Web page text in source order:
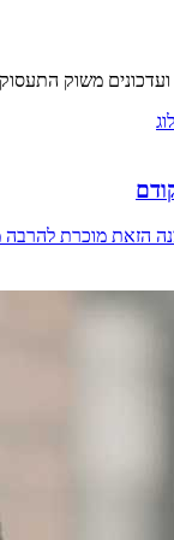
ועדכונים משוק